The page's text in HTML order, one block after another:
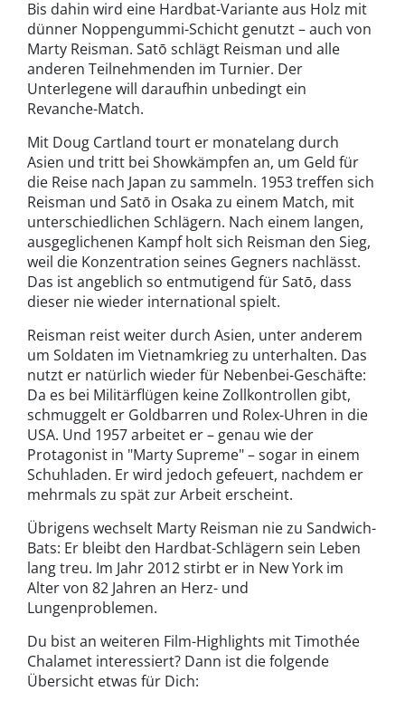
Bis dahin wird eine Hardbat-Variante aus Holz mit
dünner Noppengummi-Schicht genutzt – auch von
Marty Reisman. Satō schlägt Reisman und alle
anderen Teilnehmenden im Turnier. Der
Unterlegene will daraufhin unbedingt ein
Revanche-Match.
Mit Doug Cartland tourt er monatelang durch
Asien und tritt bei Showkämpfen an, um Geld für
die Reise nach Japan zu sammeln. 1953 treffen sich
Reisman und Satō in Osaka zu einem Match, mit
unterschiedlichen Schlägern. Nach einem langen,
ausgeglichenen Kampf holt sich Reisman den Sieg,
weil die Konzentration seines Gegners nachlässt.
Das ist angeblich so entmutigend für Satō, dass
dieser nie wieder international spielt.
Reisman reist weiter durch Asien, unter anderem
um Soldaten im Vietnamkrieg zu unterhalten. Das
nutzt er natürlich wieder für Nebenbei-Geschäfte:
Da es bei Militärflügen keine Zollkontrollen gibt,
schmuggelt er Goldbarren und Rolex-Uhren in die
USA. Und 1957 arbeitet er – genau wie der
Protagonist in "Marty Supreme" – sogar in einem
Schuhladen. Er wird jedoch gefeuert, nachdem er
mehrmals zu spät zur Arbeit erscheint.
Übrigens wechselt Marty Reisman nie zu Sandwich-
Bats: Er bleibt den Hardbat-Schlägern sein Leben
lang treu. Im Jahr 2012 stirbt er in New York im
Alter von 82 Jahren an Herz- und
Lungenproblemen.
Du bist an weiteren Film-Highlights mit Timothée
Chalamet interessiert? Dann ist die folgende
Übersicht etwas für Dich: